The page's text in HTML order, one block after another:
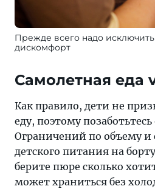
Прежде всего надо
дискомфорт
Самолетная еда
Как правило, дети не
еду, поэтому
Ограничений по объему
детского питания на
берите пюре сколько
может храниться без